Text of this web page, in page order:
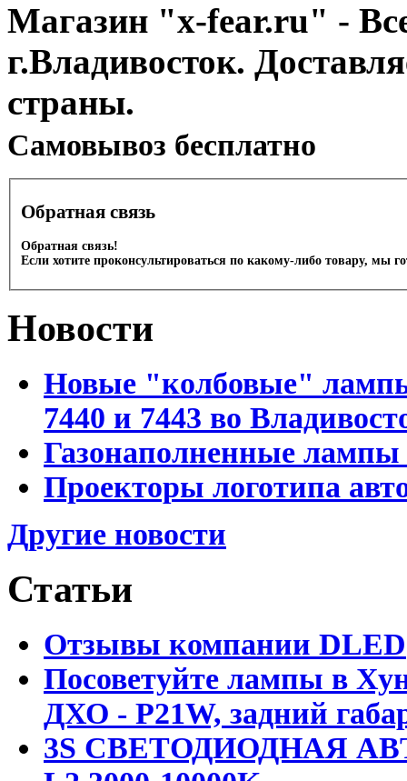
Магазин "x-fear.ru" -
г.Владивосток.
страны.
Cамовывоз бесплатно
Обратная связь
Обратная связь!
Если хотите проконсультироваться по какому-либо товару, мы
Новости
Новые "колбовые"
7440 и 7443 во
Газонаполненные лампы
Проекторы логотипа
Другие новости
Статьи
Отзывы компании DLED
Посоветуйте лампы в
ДХО - P21W, задний
3S СВЕТОДИОДНАЯ